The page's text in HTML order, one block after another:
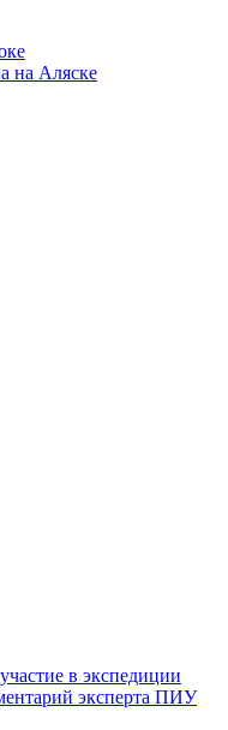
на Аляске
в экспедиции
эксперта ПИУ